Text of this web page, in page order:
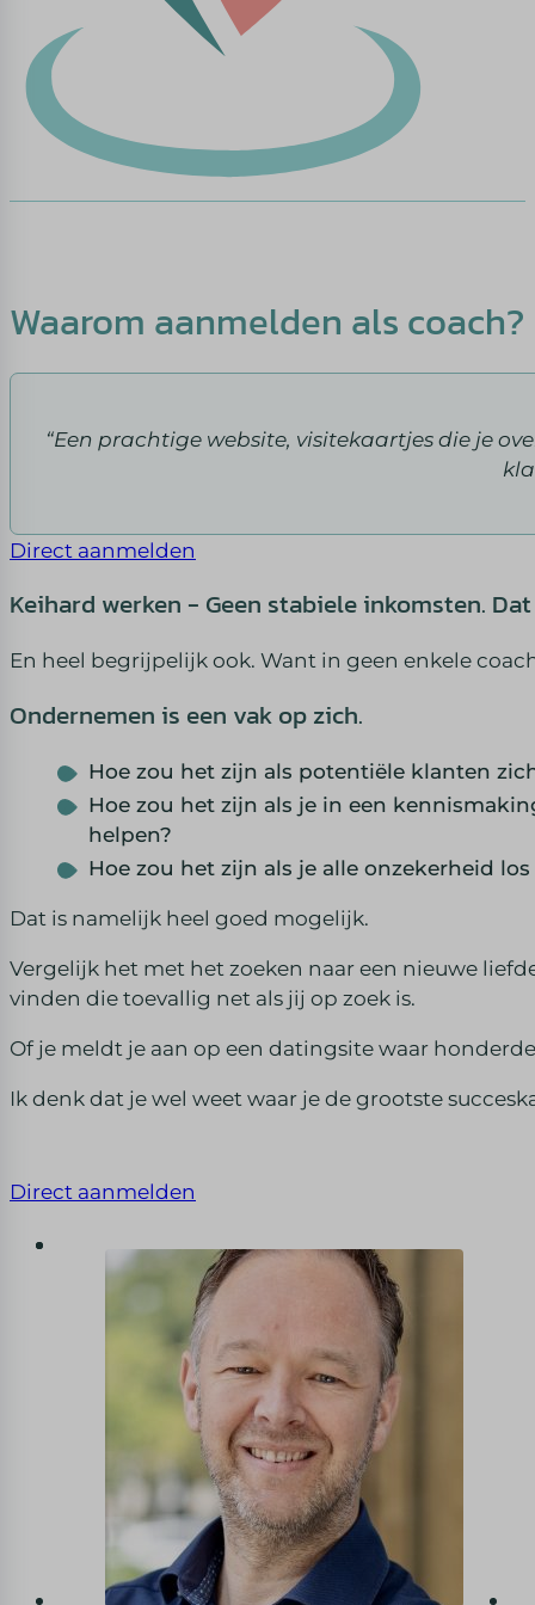
Waarom aanmelden als coach?
“Een prachtige website, visitekaartjes die je
Direct aanmelden
Keihard werken - Geen stabiele inkomsten.
En heel begrijpelijk ook. Want in geen enkele
Ondernemen is een vak op zich.
Hoe zou het zijn als potentiële klanten
Hoe zou het zijn als je in een
helpen?
Hoe zou het zijn als je alle onzekerheid
Dat is namelijk heel goed mogelijk.
Vergelijk het met het zoeken naar een nieuwe
vinden die toevallig net als jij op zoek is.
Of je meldt je aan op een datingsite waar
Ik denk dat je wel weet waar je de grootste
Direct aanmelden